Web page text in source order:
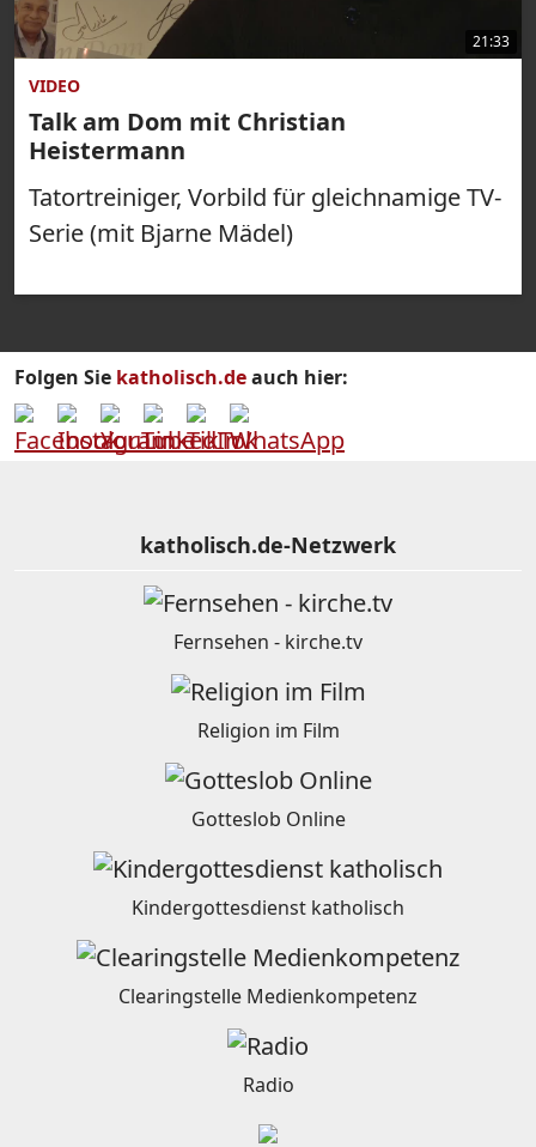
21:33
VIDEO
Talk am Dom mit Christian
Heistermann
Tatortreiniger, Vorbild für gleichnamige TV-
Serie (mit Bjarne Mädel)
Folgen Sie katholisch.deauch hier:
katholisch.de-Netzwerk
Fernsehen - kirche.tv
Religion im Film
Gotteslob Online
Kindergottesdienst katholisch
Clearingstelle Medienkompetenz
Radio